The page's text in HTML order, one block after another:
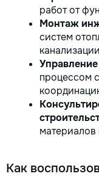
работ от
Монтаж
систем
процессом
материалов
Как